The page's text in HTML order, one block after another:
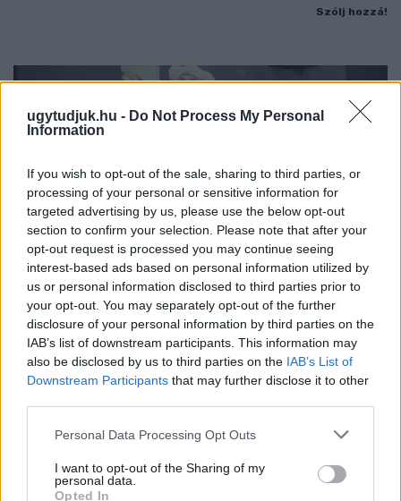
ugytudjuk.hu - Do Not Process My Personal
Information
If you wish to opt-out of the sale, sharing to third parties, or
processing of your personal or sensitive information for
targeted advertising by us, please use the below opt-out
section to confirm your selection. Please note that after your
opt-out request is processed you may continue seeing
interest-based ads based on personal information utilized by
us or personal information disclosed to third parties prior to
your opt-out. You may separately opt-out of the further
disclosure of your personal information by third parties on the
IAB’s list of downstream participants. This information may
also be disclosed by us to third parties on the IAB’s List of
Downstream Participants that may further disclose it to other
Please note that this website/app uses one or more Google
not limited to your visit or usage behaviour. You may click to
grant or deny consent to Google and its third-party tags to
Personal Data Processing Opt Outs
I want to opt-out of the Sharing of my
personal data.
Opted In
Szólj hozzá!
A BAROKK ÖSSZES ÁRNYALATA ÉS MÉG EGY SOR
KIVÁLÓ PROGRAM VÁR MINDENKIT EZEN A HÉTVÉGÉN
GYŐRBEN
Középpontban a hagyományőrzés, de lesz Pogány Induló és
Szólj hozzá!